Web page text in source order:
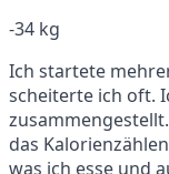
-34 kg
Ich startete
scheiterte ich oft.
das
was ich esse und